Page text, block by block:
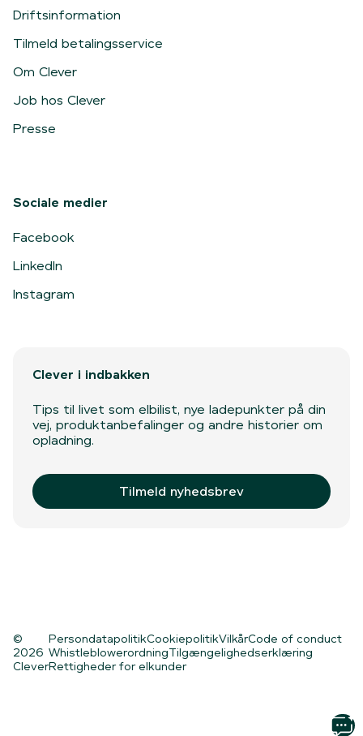
Driftsinformation
Tilmeld betalingsservice
Om Clever
Job hos Clever
Presse
Sociale medier
Facebook
LinkedIn
Instagram
Clever i indbakken
Tips til livet som elbilist, nye ladepunkter på din
vej, produktanbefalinger og andre historier om
opladning.
Tilmeld nyhedsbrev
©
2026
Clever
PersondatapolitikCookiepolitikVilkårCode of conduct
WhistleblowerordningTilgængelighedserklæring
Rettigheder for elkunder